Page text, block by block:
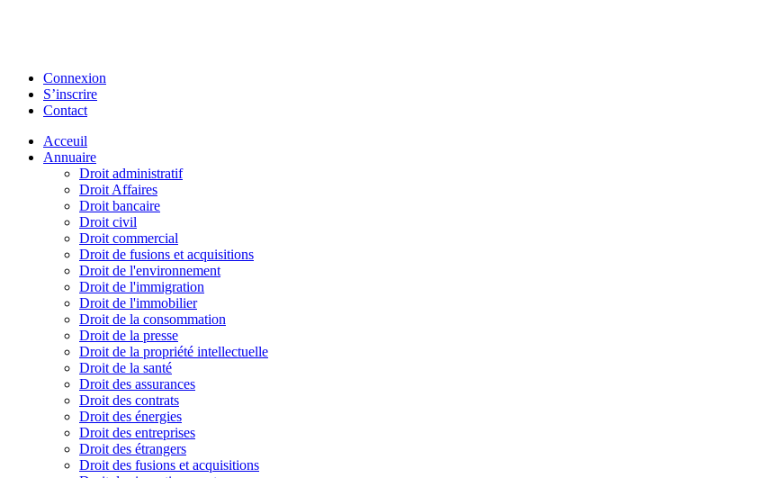
Connexion
S’inscrire
Contact
Acceuil
Annuaire
Droit administratif
Droit Affaires
Droit bancaire
Droit civil
Droit commercial
Droit de fusions et acquisitions
Droit de l'environnement
Droit de l'immigration
Droit de l'immobilier
Droit de la consommation
Droit de la presse
Droit de la propriété intellectuelle
Droit de la santé
Droit des assurances
Droit des contrats
Droit des énergies
Droit des entreprises
Droit des étrangers
Droit des fusions et acquisitions